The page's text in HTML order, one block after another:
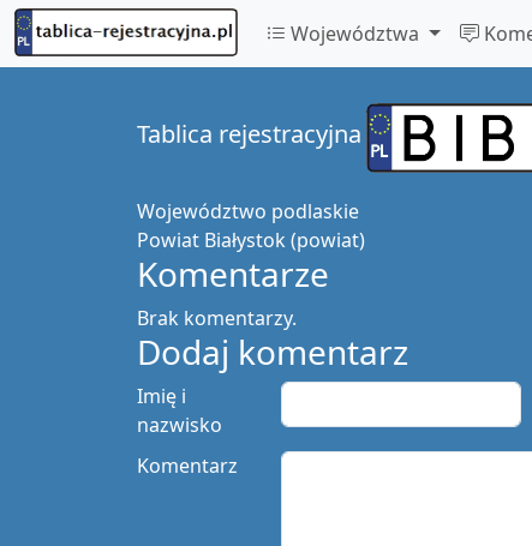
Województwa
Tablica rejestracyjna
Województwo podlaskie
Powiat Białystok (powiat)
Komentarze
Brak komentarzy.
Dodaj komentarz
Imię i
nazwisko
Komentarz